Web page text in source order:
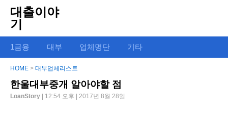
대출이야
기
1금융 대부 업체명단 기타
HOME > 대부업체리스트
한울대부중개 알아야할 점
LoanStory | 12:54 오후 | 2017년 8월 28일